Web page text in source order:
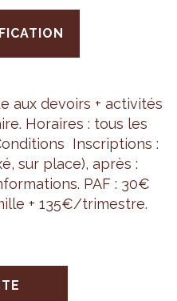
aux devoirs + acti­vi­tés
Horaires : tous les
Ins­crip­tions :
sur place), après :
PAF : 30€
+ 135€/tri­mestre.